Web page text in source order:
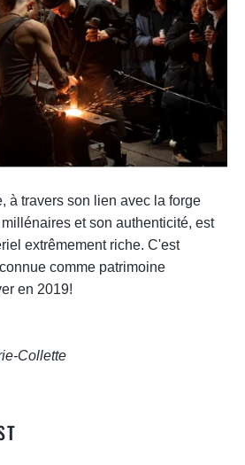
à travers son lien avec la forge
et son authenticité, est
extrêmement riche. C'est
comme patrimoine
en 2019!
Collette